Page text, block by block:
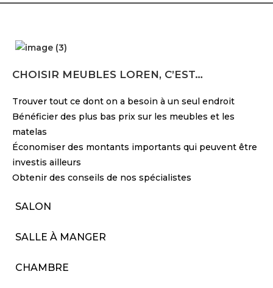
CHOISIR MEUBLES LOREN, C’EST…
Trouver tout ce dont on a besoin à un seul endroit
Bénéficier des plus bas prix sur les meubles et les
matelas
Économiser des montants importants qui peuvent être
investis ailleurs
Obtenir des conseils de nos spécialistes
SALON
SALLE À MANGER
CHAMBRE